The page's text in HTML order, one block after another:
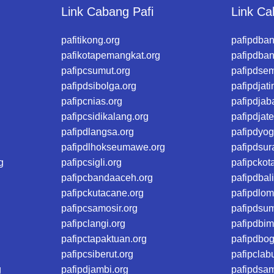
Link Cabang Pafi
pafitikong.org
pafikotapemangkat.org
pafipcsumut.org
pafipdsibolga.org
pafipcnias.org
pafipcsidikalang.org
pafipdlangsa.org
pafipdlhokseumawe.org
pafipcsigli.org
pafipcbandaaceh.org
pafipckutacane.org
pafipcsamosir.org
pafipclangi.org
pafipctapaktuan.org
pafipcsiberut.org
pafipdjambi.org
Link